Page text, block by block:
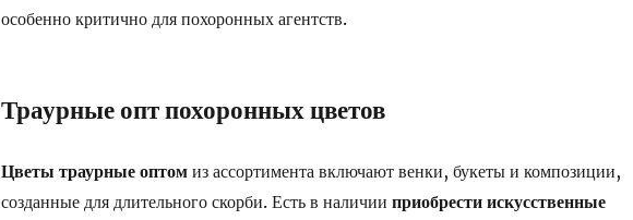
особенно критично для похоронных агентств.
Траурные опт похоронных цветов
Цветы траурные оптомиз ассортимента включают венки, букеты и композиции,
созданные для длительного скорби. Есть в наличии приобрести искусственные